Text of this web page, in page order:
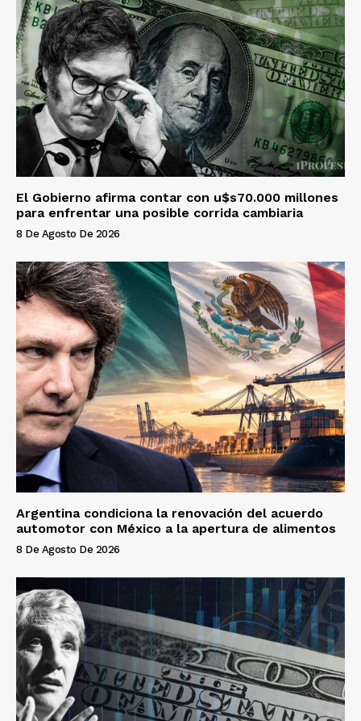
El Gobierno afirma contar con u$s70.000 millones
para enfrentar una posible corrida cambiaria
8 De Agosto De 2026
Argentina condiciona la renovación del acuerdo
automotor con México a la apertura de alimentos
8 De Agosto De 2026